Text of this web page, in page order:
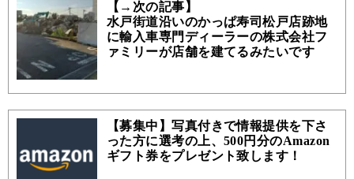
【→次の記事】
水戸街道沿いのかっぱ寿司松戸店跡地
に輸入車専門ディーラーの株式会社フ
ァミリーが店舗を建てるみたいです
【募集中】写真付きで情報提供を下さ
った方に選考の上、500円分のAmazon
ギフト券をプレゼント致します！